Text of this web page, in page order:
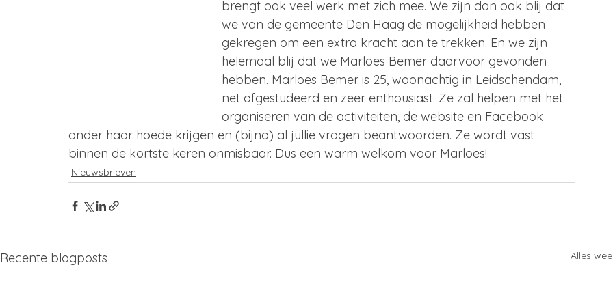
brengt ook veel werk met zich mee. We zijn dan ook blij dat
we van de gemeente Den Haag de mogelijkheid hebben
gekregen om een extra kracht aan te trekken. En we zijn
helemaal blij dat we Marloes Bemer daarvoor gevonden
hebben. Marloes Bemer is 25, woonachtig in Leidschendam,
net afgestudeerd en zeer enthousiast. Ze zal helpen met het
organiseren van de activiteiten, de website en Facebook
onder haar hoede krijgen en (bijna) al jullie vragen beantwoorden. Ze wordt vast
binnen de kortste keren onmisbaar. Dus een warm welkom voor Marloes!
Nieuwsbrieven
Recente blogposts Alles